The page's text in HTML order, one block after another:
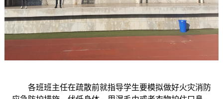
各班班主任在疏散前就指导学生要模拟做好火灾消防